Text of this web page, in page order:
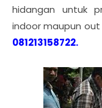
hidangan untuk
indoor maupun out
081213158722.